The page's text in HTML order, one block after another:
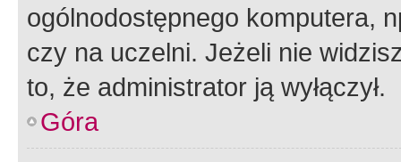
ogólnodostępnego komputera,
czy na uczelni. Jeżeli nie
to, że administrator ją wyłączył.
Góra